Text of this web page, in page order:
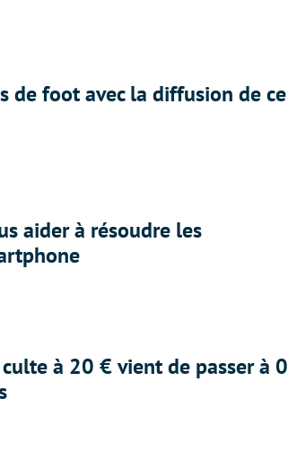
de foot avec la diffusion de ce
aider à résoudre les
à 20 € vient de passer à 0